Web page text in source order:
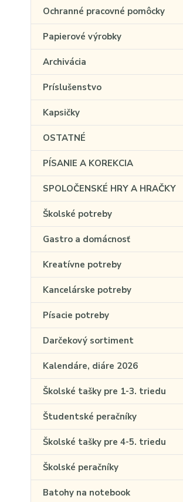
Ochranné pracovné pomôcky
Papierové výrobky
Archivácia
Príslušenstvo
Kapsičky
OSTATNÉ
PÍSANIE A KOREKCIA
SPOLOČENSKÉ HRY A HRAČKY
Školské potreby
Gastro a domácnosť
Kreatívne potreby
Kancelárske potreby
Písacie potreby
Darčekový sortiment
Kalendáre, diáre 2026
Školské tašky pre 1-3. triedu
Študentské peračníky
Školské tašky pre 4-5. triedu
Školské peračníky
Batohy na notebook